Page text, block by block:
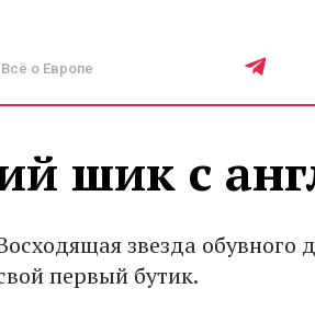
Всё о Европе
шик с
звезда
первый бутик.